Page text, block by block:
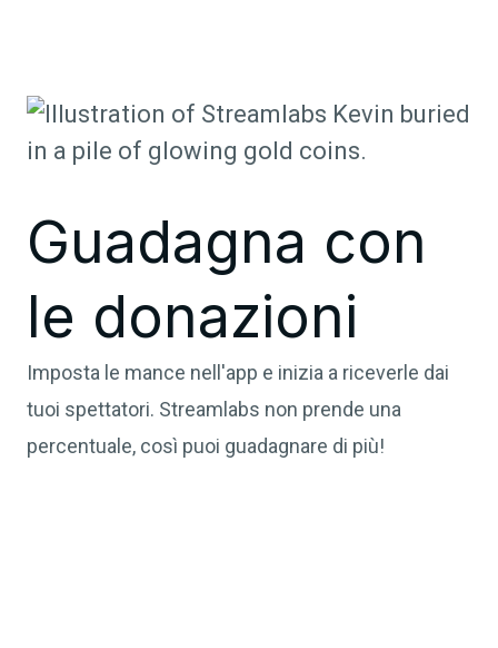
Guadagna con
le donazioni
Imposta le mance nell'app e inizia a riceverle dai
tuoi spettatori. Streamlabs non prende una
percentuale, così puoi guadagnare di più!